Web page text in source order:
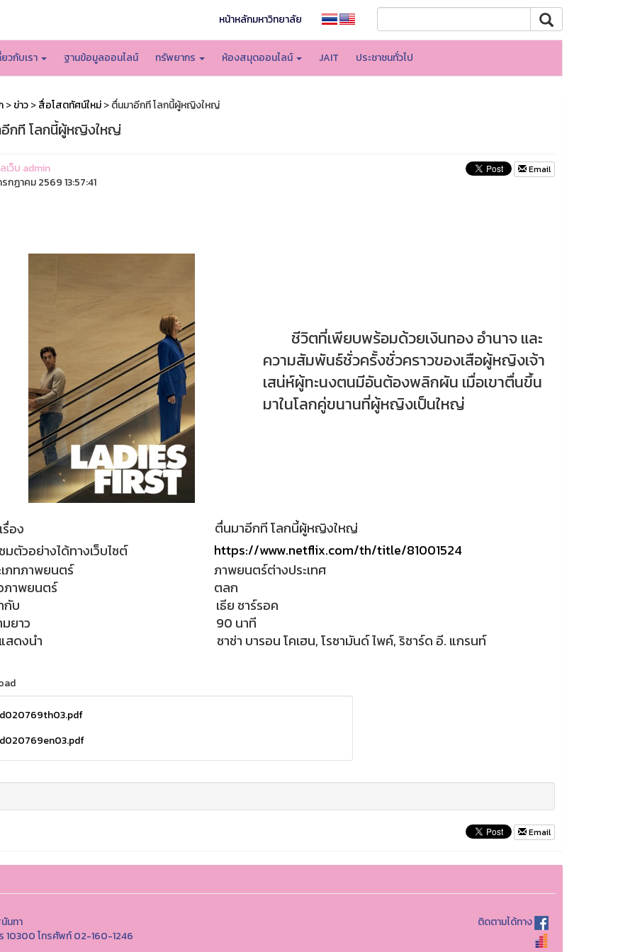
หน้าหลักมหาวิทยาลัย
ยวกับเรา ฐานข้อมูลออนไลน์ ทรัพยากร ห้องสมุดออนไลน์ JAIT ประชาชนทั่วไป
>ข่าว>สื่อโสตทัศน์ใหม่> ตื่นมาอีกที โลกนี้ผู้หญิงใหญ่
กที โลกนี้ผู้หญิงใหญ่
ว็บ admin
กฏาคม 2569 13:57:41
Email
ชีวิตที่เพียบพร้อมด้วยเงินทอง อำนาจ และ
ความสัมพันธ์ชั่วครั้งชั่วคราวของเสือผู้หญิงเจ้า
เสน่ห์ผู้ทะนงตนมีอันต้องพลิกผัน เมื่อเขาตื่นขึ้น
มาในโลกคู่ขนานที่ผู้หญิงเป็นใหญ่
รื่อง
ตื่นมาอีกที โลกนี้ผู้หญิงใหญ่
มตัวอย่างได้ทางเว็บไซต์
https://www.netflix.com/th/title/81001524
เภทภาพยนตร์
ภาพยนตร์ต่างประเทศ
ภาพยนตร์
ตลก
กับ
เธีย ชาร์รอค
ยาว
90 นาที
สดงนำ
ซาช่า บารอน โคเฮน, โรซามันด์ ไพค์, ริชาร์ด อี. แกรนท์
Email
นทา
10300 โทรศัพท์ 02-160-1246
ติดตามได้ทาง